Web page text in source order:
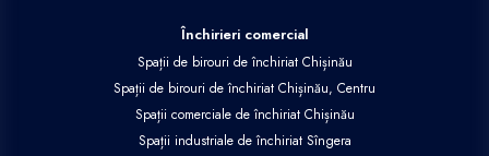
Închirieri comercial
Spații de birouri de închiriat Chișinău
Spații de birouri de închiriat Chișinău, Centru
Spații comerciale de închiriat Chișinău
Spații industriale de închiriat Sîngera